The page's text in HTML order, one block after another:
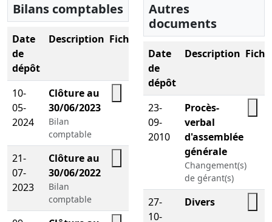
Bilans comptables
Date
de
dépôt
Description Fichier
10-
05-
2024
Clôture au
30/06/2023
Bilan
comptable
21-
07-
2023
Clôture au
30/06/2022
Bilan
comptable
Autres
documents
Date
de
dépôt
Description
23-
09-
2010
Procès-
verbal
d'assemblée
générale
Changement(s)
de gérant(s)
27-
10-
Divers